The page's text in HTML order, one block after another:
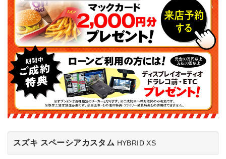
スズキ スペーシアカスタム HYBRID XS